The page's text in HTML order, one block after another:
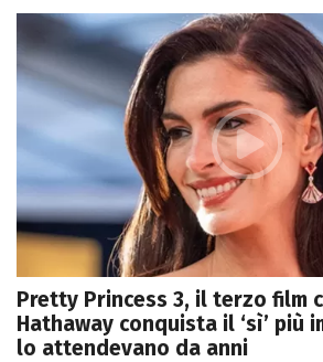
Pretty Princess 3, il terzo film
Hathaway conquista il ‘sì’ più
lo attendevano da anni